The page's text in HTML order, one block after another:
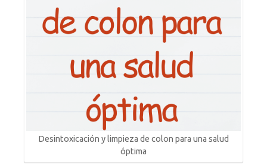
Desintoxicación y limpieza de colon para una salud
óptima